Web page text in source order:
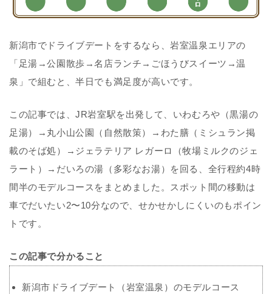
新潟市でドライブデートをするなら、岩室温泉エリアの
「足湯→公園散歩→名店ランチ→ごほうびスイーツ→温
泉」で組むと、半日でも満足度が高いです。
この記事では、JR岩室駅を出発して、 いわむろや （黒湯の
足湯）→ 丸小山公園 （自然散策）→ わた膳 （ミシュラン掲
載のそば処）→ ジェラテリア レガーロ
（牧場ミルクのジェ
ラート）→ だいろの湯 （多彩なお湯）を回る、 全行程約4時
間半のモデルコースをまとめました。スポット間の移動は
車でだいたい2〜10分なので、せかせかしにくいのもポイン
トです。
この記事で分かること
新潟市ドライブデート（岩室温泉）のモデルコース